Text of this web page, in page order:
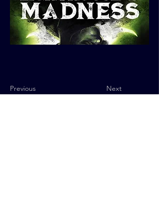
Previous Next